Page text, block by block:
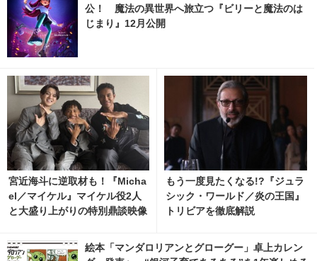
公！ 魔法の異世界へ旅立つ『ビリーと魔法のは
じまり』12月公開
宮近海斗に逆取材も！『Micha
el／マイケル』マイケル役2人
と大盛り上がりの特別鼎談映像
もう一度見たくなる!?『ジュラ
シック・ワールド／炎の王国』
トリビアを徹底解説
絵本「マンダロリアンとグローグー」卓上カレン